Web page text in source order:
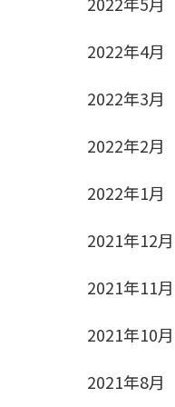
2022年4月
2022年3月
2022年2月
2022年1月
2021年12月
2021年11月
2021年10月
2021年8月